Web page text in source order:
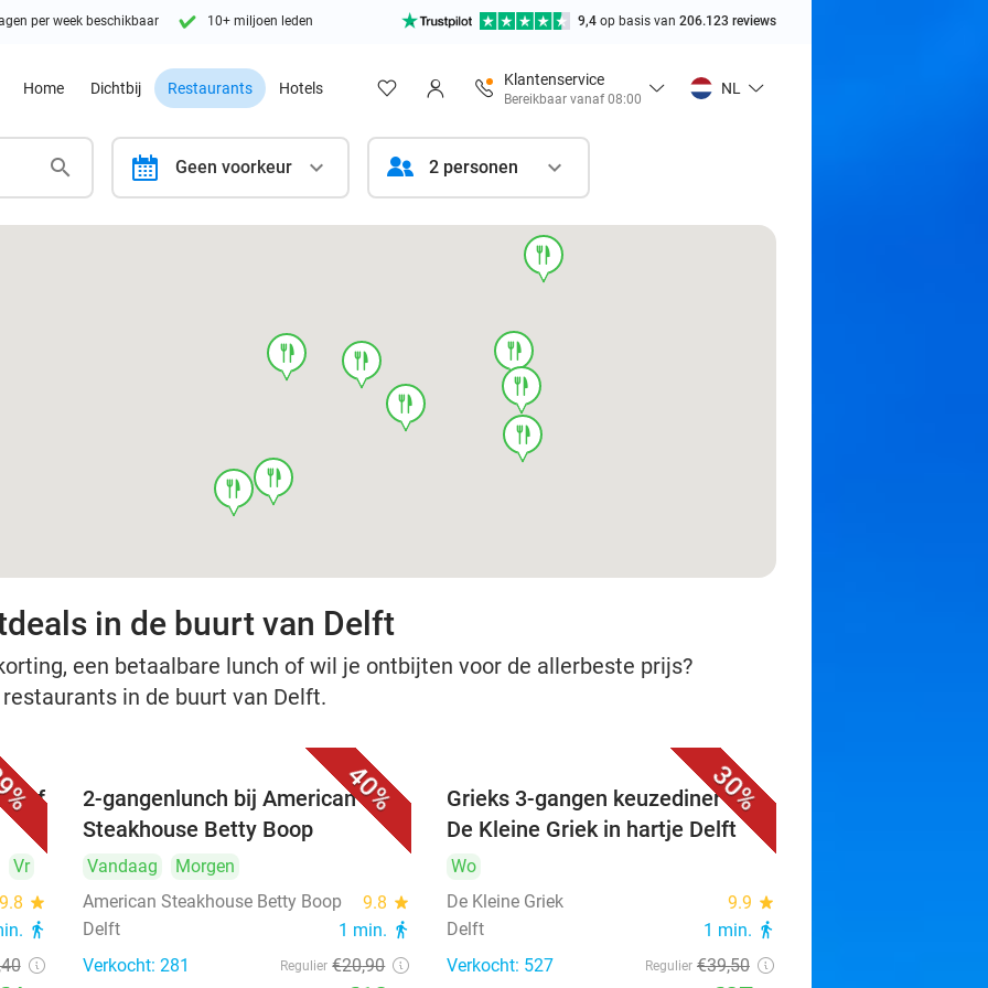
per week beschikbaar 10+ miljoen leden 9,4 op basis van 206.123 reviews
Home Dichtbij Restaurants Hotels
Klantenservice
Bereikbaar vanaf 08:00
NL
calendar Geen voorkeur 2 personen
food
food
food
food
food
food
food
food
food
in de buurt van Delft
een betaalbare lunch of wil je ontbijten voor de allerbeste prijs?
in de buurt van Delft.
of
Vr
star
directions_walk
40%
2-gangenlunch bij American
Steakhouse Betty Boop
Vandaag
Morgen
American Steakhouse Betty Boop
9.8 star
Delft 1 min. directions_walk
Verkocht: 281 Regulier €20,90
30%
Grieks 3-gangen keuzediner bij
De Kleine Griek in hartje Delft
Wo
De Kleine Griek
9.9 star
Delft 1 min. directions_walk
Verkocht: 527 Regulier €39,50